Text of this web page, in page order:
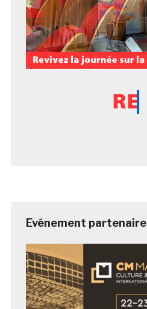
Evénement partenaire